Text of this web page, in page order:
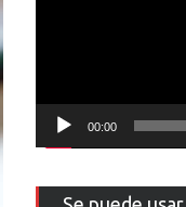
00:00